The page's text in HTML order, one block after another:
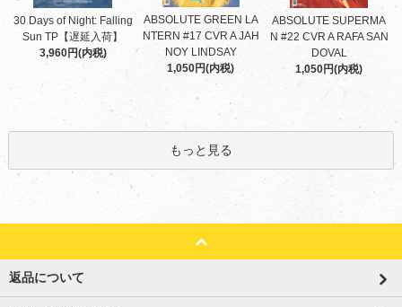
30 Days of Night: Falling
Sun TP【遅延入荷】
3,960円(内税)
ABSOLUTE GREEN LA
NTERN #17 CVR A JAH
NOY LINDSAY
1,050円(内税)
ABSOLUTE SUPERMA
N #22 CVR A RAFA SAN
DOVAL
1,050円(内税)
もっと見る
返品について